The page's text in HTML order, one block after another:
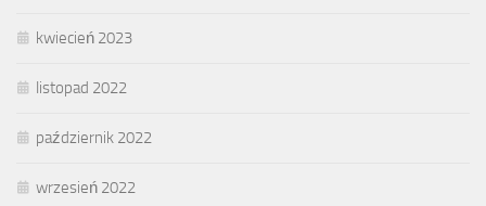
kwiecień 2023
listopad 2022
październik 2022
wrzesień 2022